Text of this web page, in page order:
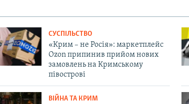
СУСПІЛЬСТВО
«Крим – не Росія»: маркетплейс
Ozon припинив прийом нових
замовлень на Кримському
півострові
ВІЙНА ТА КРИМ